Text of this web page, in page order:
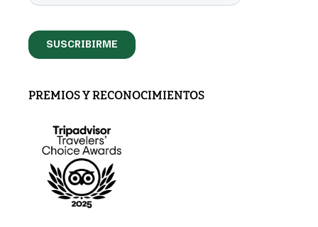
PREMIOS Y RECONOCIMIENTOS